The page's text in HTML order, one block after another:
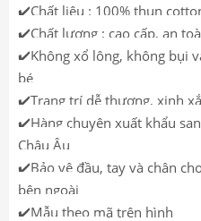
✔️Chất liệu : 100% thun
✔️Chất lượng : cao cấp, an
✔️Không xổ lông, không bụi
bé
✔️Trang trí dễ thương, xinh
✔️Hàng chuyên xuất khẩu
Châu Âu
✔️Bảo vệ đầu, tay và chân
bên ngoài
✔️Mẫu theo mã trên hình